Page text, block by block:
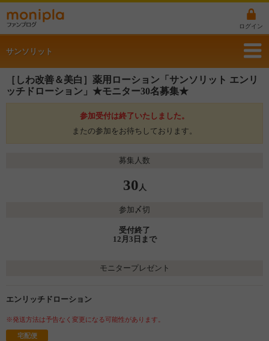
ログイン
サンソリット
［しわ改善＆美白］薬用ローション「サンソリット エンリ
ッチドローション」★モニター30名募集★
参加受付は終了いたしました。
またの参加をお待ちしております。
募集人数
30 人
参加〆切
受付終了
12月3日まで
モニタープレゼント
エンリッチドローション
※発送方法は予告なく変更になる可能性があります。
宅配便